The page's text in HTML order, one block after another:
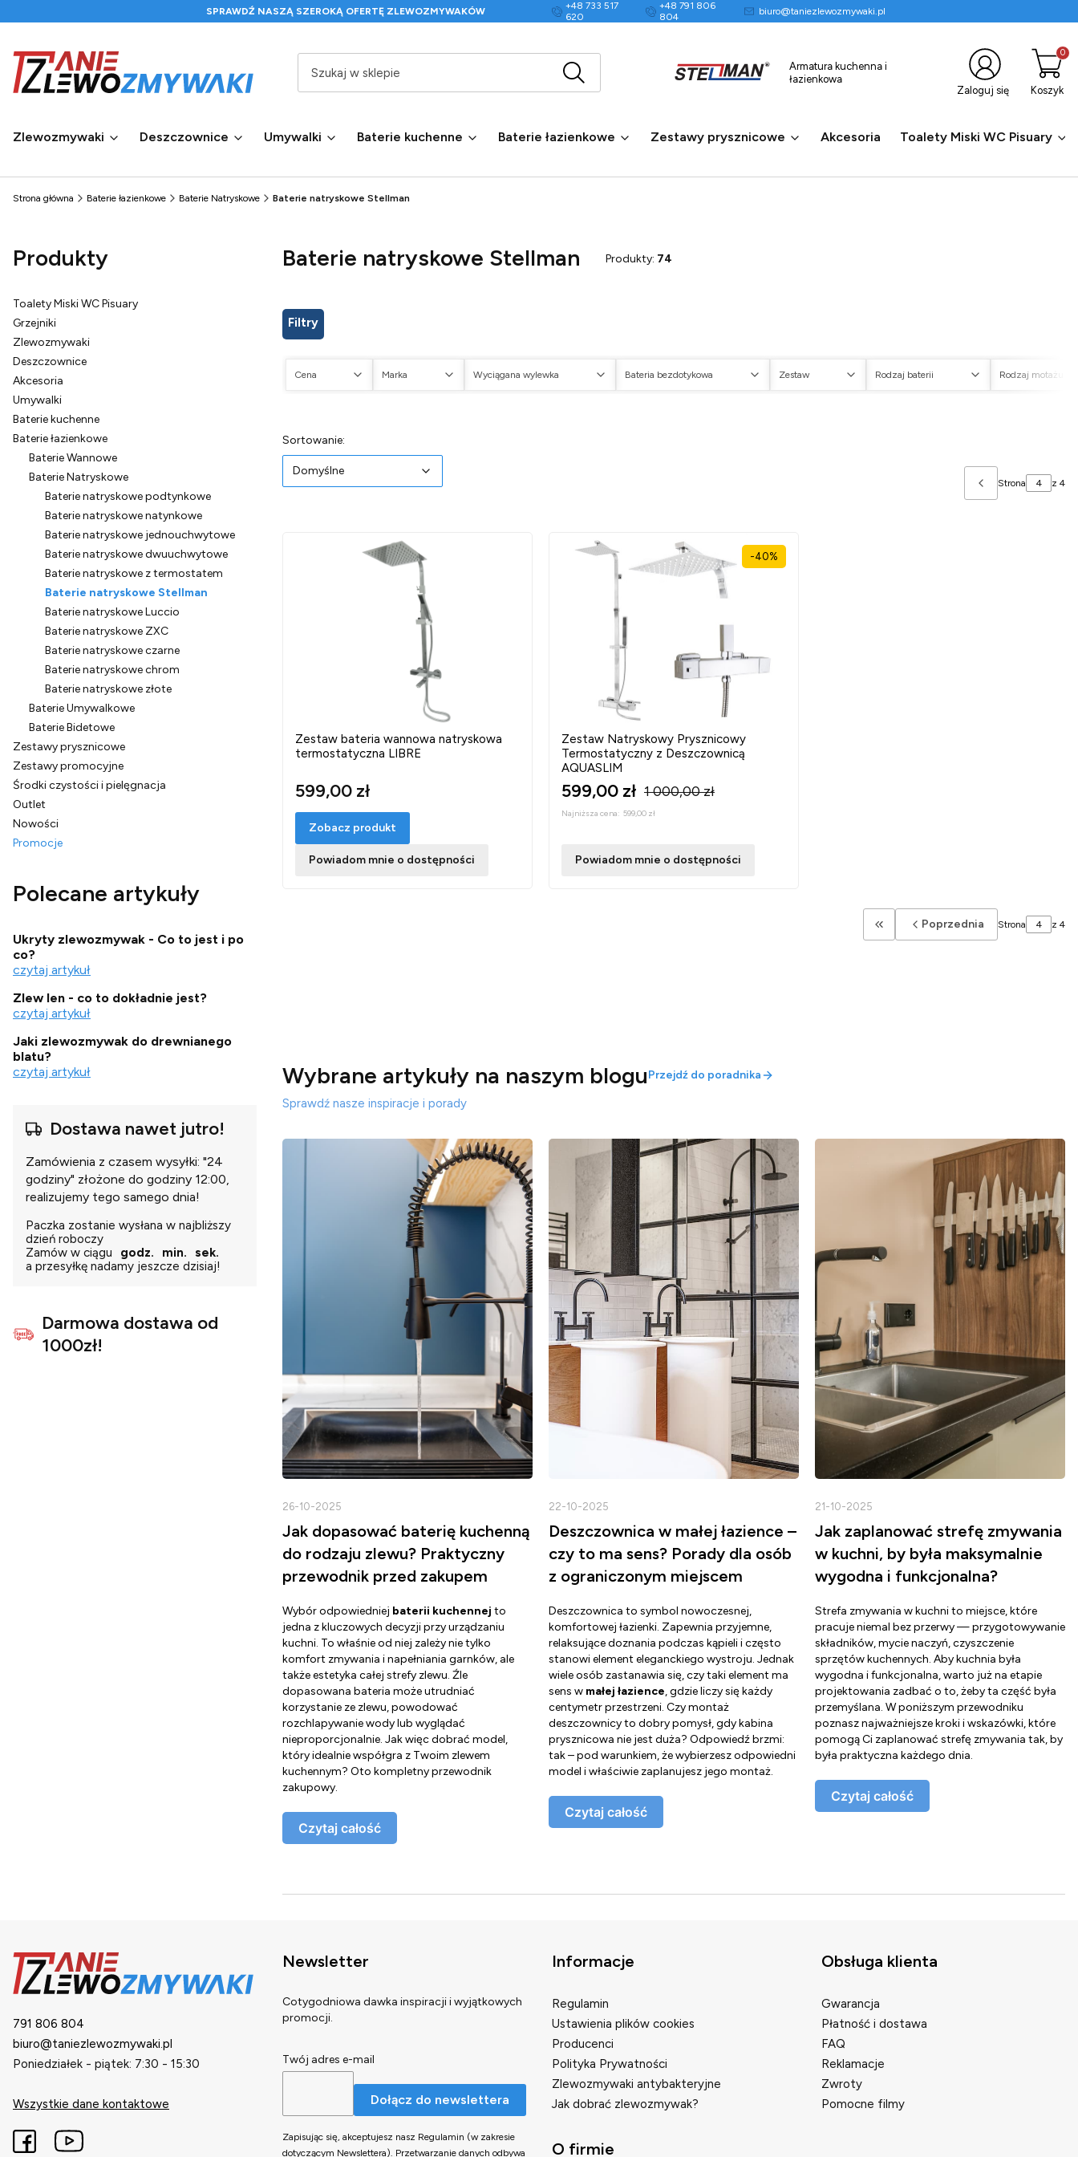
SPRAWDŹ NASZĄ SZEROKĄ OFERTĘ ZLEWOZMYWAKÓW
+48 733 517
620
+48 791 806
804
biuro@taniezlewozmywaki.pl
WyczyśćSzukaj w sklepie
Armatura kuchenna i
łazienkowa
Zaloguj się
Koszyk
Zlewozmywaki Deszczownice Umywalki Baterie kuchenne Baterie łazienkowe Zestawy prysznicowe Akcesoria Toalety Miski WC Pisuary
Strona główna Baterie łazienkowe Baterie Natryskowe Baterie natryskowe Stellman
Produkty
Toalety Miski WC Pisuary
Grzejniki
Zlewozmywaki
Deszczownice
Akcesoria
Umywalki
Baterie kuchenne
Baterie łazienkowe
Baterie Wannowe
Baterie Natryskowe
Baterie natryskowe podtynkowe
Baterie natryskowe natynkowe
Baterie natryskowe jednouchwytowe
Baterie natryskowe dwuuchwytowe
Baterie natryskowe z termostatem
Baterie natryskowe Stellman
Baterie natryskowe Luccio
Baterie natryskowe ZXC
Baterie natryskowe czarne
Baterie natryskowe chrom
Baterie natryskowe złote
Baterie Umywalkowe
Baterie Bidetowe
Zestawy prysznicowe
Zestawy promocyjne
Środki czystości i pielęgnacja
Outlet
Nowości
Promocje
Polecane artykuły
Ukryty zlewozmywak - Co to jest i po
co?
czytaj artykuł
Zlew len - co to dokładnie jest?
czytaj artykuł
Jaki zlewozmywak do drewnianego
blatu?
czytaj artykuł
Dostawa nawet jutro!
Zamówienia z czasem wysyłki: "24
godziny" złożone do godziny 12:00,
realizujemy tego samego dnia!
Paczka zostanie wysłana w najbliższy
dzień roboczy
Zamów w ciągu
godz. min.
sek.
a przesyłkę nadamy jeszcze dzisiaj!
Darmowa dostawa od
1000zł!
Baterie natryskowe Stellman Produkty: 74
Filtry
Cena Marka Wyciągana wylewka Bateria bezdotykowa Zestaw Rodzaj baterii Rodzaj motażu
Lista produktów
Sortowanie:
Domyślne
Poprzednie
Strona z 4
Zestaw bateria wannowa natryskowa
termostatyczna LIBRE
599,00 zł
Zobacz produkt
Powiadom mnie o dostępności
-40%
Zestaw Natryskowy Prysznicowy
Termostatyczny z Deszczownicą
AQUASLIM
599,00 zł 1 000,00 zł
Najniższa cena: 599,00 zł
Powiadom mnie o dostępności
Wróć do pierwszej strony z
Poprzednia Strona z 4
Wybrane artykuły na naszym bloguPrzejdź do poradnika
Sprawdź nasze inspiracje i porady
26-10-2025
Jak dopasować baterię kuchenną
do rodzaju zlewu? Praktyczny
przewodnik przed zakupem
Wybór odpowiedniej baterii kuchennej to
jedna z kluczowych decyzji przy urządzaniu
kuchni. To właśnie od niej zależy nie tylko
komfort zmywania i napełniania garnków, ale
także estetyka całej strefy zlewu. Źle
dopasowana bateria może utrudniać
korzystanie ze zlewu, powodować
rozchlapywanie wody lub wyglądać
nieproporcjonalnie. Jak więc dobrać model,
który idealnie współgra z Twoim zlewem
kuchennym? Oto kompletny przewodnik
zakupowy.
Czytaj całość
22-10-2025
Deszczownica w małej łazience –
czy to ma sens? Porady dla osób
z ograniczonym miejscem
Deszczownica to symbol nowoczesnej,
komfortowej łazienki. Zapewnia przyjemne,
relaksujące doznania podczas kąpieli i często
stanowi element eleganckiego wystroju. Jednak
wiele osób zastanawia się, czy taki element ma
sens w małej łazience, gdzie liczy się każdy
centymetr przestrzeni. Czy montaż
deszczownicy to dobry pomysł, gdy kabina
prysznicowa nie jest duża? Odpowiedź brzmi:
tak – pod warunkiem, że wybierzesz odpowiedni
model i właściwie zaplanujesz jego montaż.
Czytaj całość
21-10-2025
Jak zaplanować strefę zmywania
w kuchni, by była maksymalnie
wygodna i funkcjonalna?
Strefa zmywania w kuchni to miejsce, które
pracuje niemal bez przerwy — przygotowywanie
składników, mycie naczyń, czyszczenie
sprzętów kuchennych. Aby kuchnia była
wygodna i funkcjonalna, warto już na etapie
projektowania zadbać o to, żeby ta część była
przemyślana. W poniższym przewodniku
poznasz najważniejsze kroki i wskazówki, które
pomogą Ci zaplanować strefę zmywania tak, by
była praktyczna każdego dnia.
Czytaj całość
791 806 804
biuro@taniezlewozmywaki.pl
Poniedziałek - piątek: 7:30 - 15:30
Wszystkie dane kontaktowe
Newsletter
Cotygodniowa dawka inspiracji i wyjątkowych
promocji.
Twój adres e-mail
Dołącz do newslettera
Zapisując się, akceptujesz nasz Regulamin (w zakresie
dotyczącym Newslettera). Przetwarzanie danych odbywa
Linki w stopce
Informacje
Regulamin
Ustawienia plików cookies
Producenci
Polityka Prywatności
Zlewozmywaki antybakteryjne
Jak dobrać zlewozmywak?
Obsługa klienta
Gwarancja
Płatność i dostawa
FAQ
Reklamacje
Zwroty
Pomocne filmy
O firmie